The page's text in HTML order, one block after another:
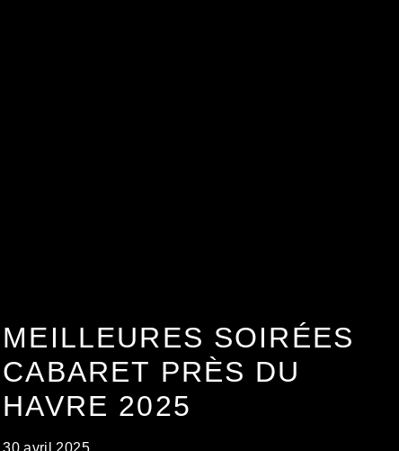
MEILLEURES SOIRÉES
CABARET PRÈS DU
HAVRE 2025
30 avril 2025